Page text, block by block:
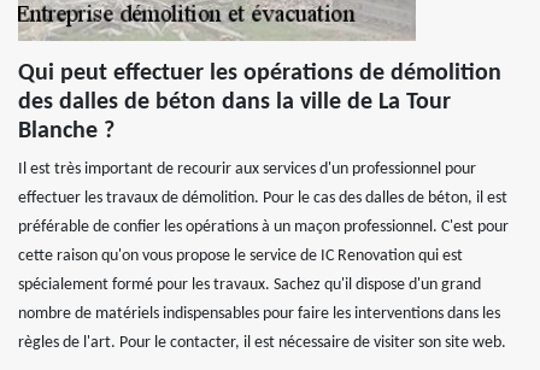
Qui peut effectuer les opérations de démolition
des dalles de béton dans la ville de La Tour
Blanche ?
Il est très important de recourir aux services d'un professionnel pour
effectuer les travaux de démolition. Pour le cas des dalles de béton, il est
préférable de confier les opérations à un maçon professionnel. C'est pour
cette raison qu'on vous propose le service de IC Renovation qui est
spécialement formé pour les travaux. Sachez qu'il dispose d'un grand
nombre de matériels indispensables pour faire les interventions dans les
règles de l'art. Pour le contacter, il est nécessaire de visiter son site web.